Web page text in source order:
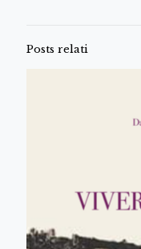
Posts relati